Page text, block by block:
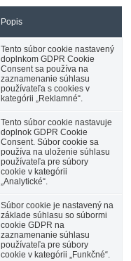
Popis
Tento súbor cookie nastavený
doplnkom GDPR Cookie
Consent sa používa na
zaznamenanie súhlasu
používateľa s cookies v
kategórii „Reklamné“.
Tento súbor cookie nastavuje
doplnok GDPR Cookie
Consent. Súbor cookie sa
používa na uloženie súhlasu
používateľa pre súbory
cookie v kategórii
„Analytické“.
Súbor cookie je nastavený na
základe súhlasu so súbormi
cookie GDPR na
zaznamenanie súhlasu
používateľa pre súbory
cookie v kategórii „Funkčné“.